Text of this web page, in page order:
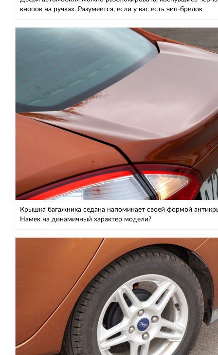
кнопок на ручках. Разумеется, если у вас есть чип-брелок
Крышка багажника седана напоминает своей формой
Намек на динамичный характер модели?